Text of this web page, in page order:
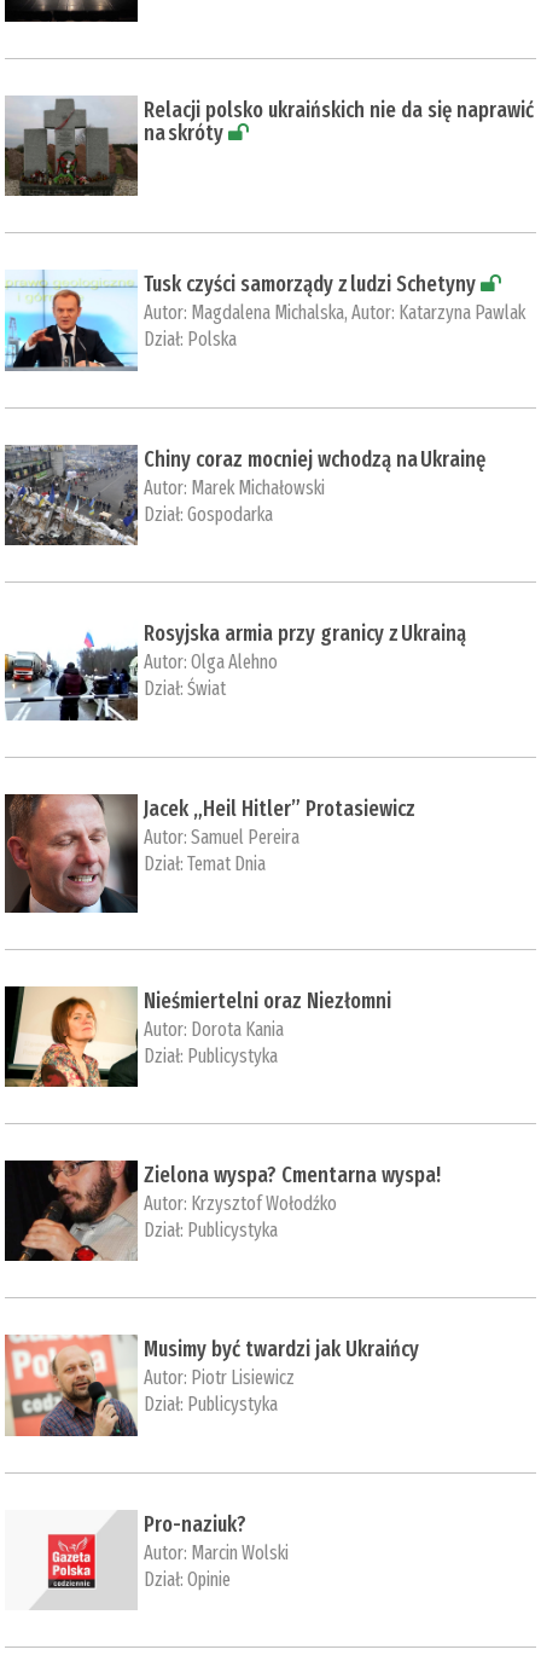
Relacji polsko ukraińskich nie da się naprawić
na skróty
Tusk czyści samorządy z ludzi Schetyny
Autor: Magdalena Michalska, Autor: Katarzyna Pawlak
Dział: Polska
Chiny coraz mocniej wchodzą na Ukrainę
Autor: Marek Michałowski
Dział:Gospodarka
Rosyjska armia przy granicy z Ukrainą
Autor:Olga Alehno
Dział:Świat
Jacek „Heil Hitler” Protasiewicz
Autor:Samuel Pereira
Dział:Temat Dnia
Nieśmiertelni oraz Niezłomni
Autor: Dorota Kania
Dział: Publicystyka
Zielona wyspa? Cmentarna wyspa!
Autor: Krzysztof Wołodźko
Dział: Publicystyka
Musimy być twardzi jak Ukraińcy
Autor: Piotr Lisiewicz
Dział: Publicystyka
Pro-naziuk?
Autor: Marcin Wolski
Dział:Opinie